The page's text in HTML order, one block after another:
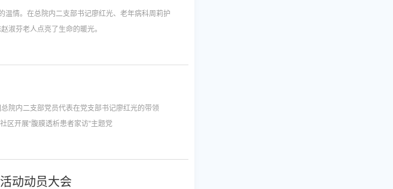
情。在总院内二支部书记廖红光、老年病科周莉护
淑芬老人点亮了生命的暖光。
院内二支部党员代表在党支部书记廖红光的带领
区开展“腹膜透析患者家访”主题党
动动员大会